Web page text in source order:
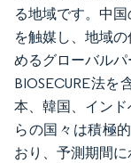
る地域です。中
を触媒し、地域
めるグローバルパ
BIOSECURE法
本、韓国、イン
らの国々は積極
おり、予測期間